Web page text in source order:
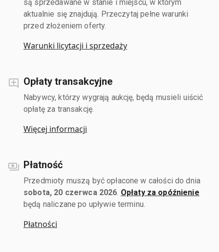
są sprzedawane w stanie i miejscu, w którym
aktualnie się znajdują. Przeczytaj pełne warunki
przed złożeniem oferty.
Warunki licytacji i sprzedaży
Opłaty transakcyjne
Nabywcy, którzy wygrają aukcję, będą musieli uiścić
opłatę za transakcję.
Więcej informacji
Płatność
Przedmioty muszą być opłacone w całości do dnia
sobota, 20 czerwca 2026 Opłaty za opóźnienie
będą naliczane po upływie terminu.
Płatności